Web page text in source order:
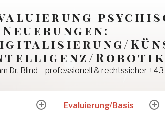
Neuerungen:
Dr. Blind – professionell & rechtssicher
expand
menu
Evaluierung/Basis